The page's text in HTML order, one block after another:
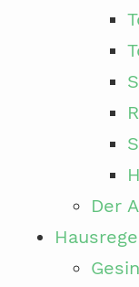
Der